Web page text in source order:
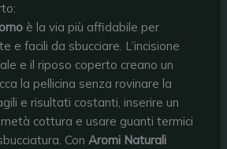
è la via più affidabile per
e facili da sbucciare. L’incisione
e il riposo coperto creano un
la pellicina senza rovinare la
e risultati costanti, inserire un
cottura e usare guanti termici
ConAromi Naturali